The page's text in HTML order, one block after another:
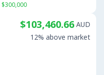
$300,000
$103,460.66 AUD
12% above market